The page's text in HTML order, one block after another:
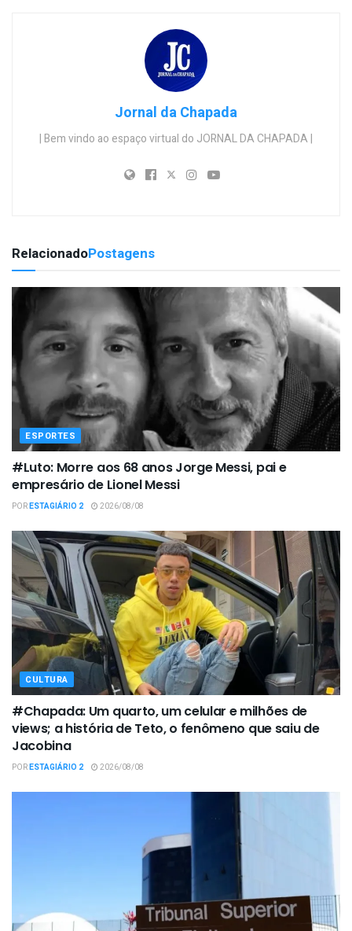
Jornal da Chapada
| Bem vindo ao espaço virtual do JORNAL DA CHAPADA |
RelacionadoPostagens
ESPORTES
#Luto: Morre aos 68 anos Jorge Messi, pai e
empresário de Lionel Messi
PORESTAGIÁRIO 2 2026/08/08
CULTURA
#Chapada: Um quarto, um celular e milhões de
views; a história de Teto, o fenômeno que saiu de
Jacobina
PORESTAGIÁRIO 2 2026/08/08